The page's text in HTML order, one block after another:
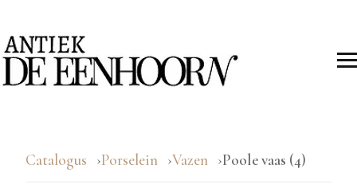
Catalogus Porselein Vazen Poole vaas (4)